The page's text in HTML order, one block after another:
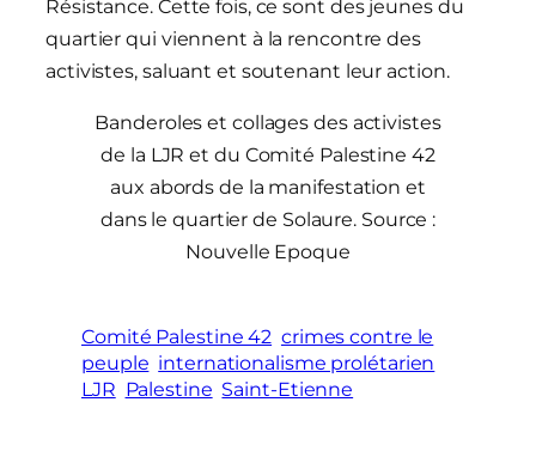
Résistance. Cette fois, ce sont des jeunes du
quartier qui viennent à la rencontre des
activistes, saluant et soutenant leur action.
Banderoles et collages des activistes
de la LJR et du Comité Palestine 42
aux abords de la manifestation et
dans le quartier de Solaure. Source :
Nouvelle Epoque
Comité Palestine 42 crimes contre le
peuple internationalisme prolétarien
LJR Palestine Saint-Etienne